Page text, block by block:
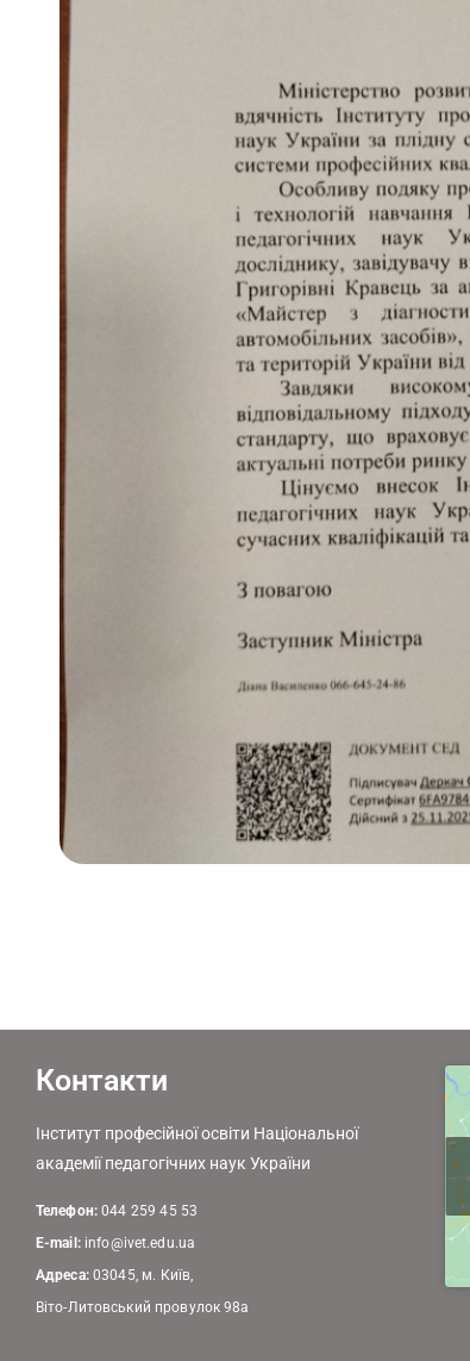
Контакти
Інститут професійної освіти Національної
академії педагогічних наук України
Телефон:044 259 45 53
E-mail: info@ivet.edu.ua
Адреса:03045, м. Київ,
Віто-Литовський провулок 98а